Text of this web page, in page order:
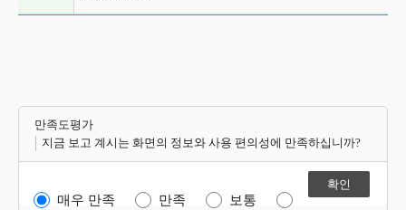
만족도평가
지금 보고 계시는 화면의 정보와 사용 편의성에 만족하십니까?
매우 만족 만족
보통